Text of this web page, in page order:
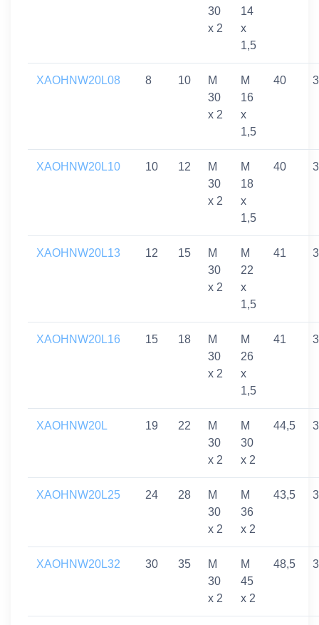
30
x 2
14
x
1,5
XAOHNW20L08 8 10
M
30
x 2
M
16
x
1,5
40
XAOHNW20L10 10 12
M
30
x 2
M
18
x
1,5
40
XAOHNW20L13 12 15
M
30
x 2
M
22
x
1,5
41
XAOHNW20L16 15 18
M
30
x 2
M
26
x
1,5
41
XAOHNW20L 19 22
M
30
x 2
M
30
x 2
44,5
XAOHNW20L25 24 28
M
30
x 2
M
36
x 2
43,5
XAOHNW20L32 30 35
M
30
x 2
M
45
x 2
48,5